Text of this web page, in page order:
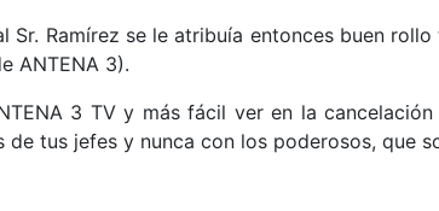
Ramírez se le atribuía entonces buen
ANTENA 3).
3 TV y más fácil ver en la
tus jefes y nunca con los poderosos, que